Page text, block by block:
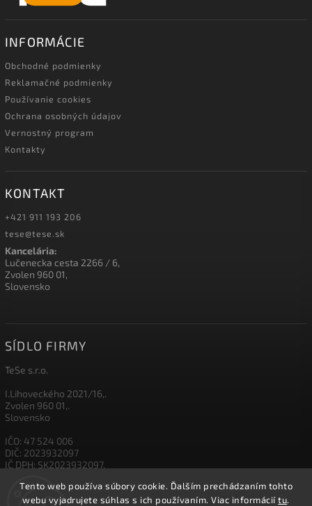
Tento web používa súbory cookie. Ďalším prechádzaním tohto
webu vyjadrujete súhlas s ich používaním. Viac informáciítu.
INFORMÁCIE
Obchodné podmienky
Reklamačné podmienky
Používanie cookies
Ochrana osobných údajov
Vernostný program
Kontakty
KONTAKT
+421 911 193 206
tese@tese.sk
Kancelária:
Lučenecka cesta 2266 / 6,
Zvolen 960 01,
Slovensko
SÍDLO FIRMY
TeSe s.r.o.
I.Lihoveckého 2021/16,.
Zvolen 960 01,.
Slovensko
IČO: 47 524 006
DIČ: 2023932097
IČ DPH: SK2023932097,
IBAN: SK26 1111 0000 0012 3500 5003